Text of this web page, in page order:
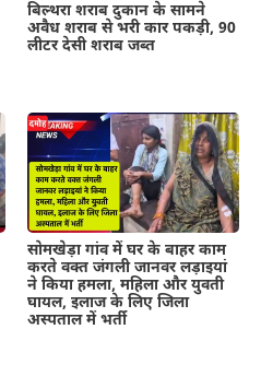
बिल्थरा शराब दुकान के सामने
अवैध शराब से भरी कार पकड़ी, 90
लीटर देसी शराब जब्त
सोमखेड़ा गांव में घर के बाहर काम
करते वक्त जंगली जानवर लड़ाइयां
ने किया हमला, महिला और युवती
घायल, इलाज के लिए जिला
अस्पताल में भर्ती